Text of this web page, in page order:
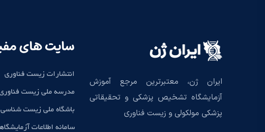
ایران ژن، معتبرترین مرجع آموزش
آزمایشگاه تشخیص پزشکی و تحقیقاتی
پزشکی مولکولی و زیست فناوری
سایت های
انتشارات زیست فناوری
مدرسه ملی زیست
باشگاه ملی زیست شناسی
سامانه اطلاعات